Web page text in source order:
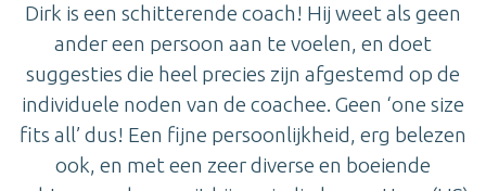
Dirk is een schitterende coach! Hij weet als geen
ander een persoon aan te voelen, en doet
suggesties die heel precies zijn afgestemd op de
individuele noden van de coachee. Geen ‘one size
fits all’ dus! Een fijne persoonlijkheid, erg belezen
ook, en met een zeer diverse en boeiende